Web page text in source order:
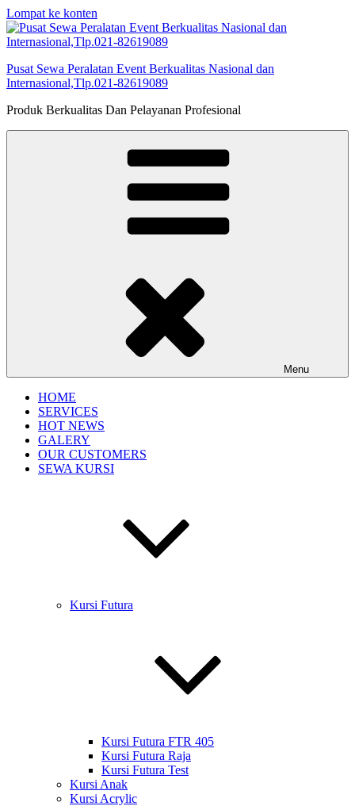
Lompat ke konten
Pusat Sewa Peralatan Event Berkualitas Nasional dan
Internasional,Tlp.021-82619089
Produk Berkualitas Dan Pelayanan Profesional
Menu
HOME
SERVICES
HOT NEWS
GALERY
OUR CUSTOMERS
SEWA KURSI
Kursi Futura
Kursi Futura FTR 405
Kursi Futura Raja
Kursi Futura Test
Kursi Anak
Kursi Acrylic